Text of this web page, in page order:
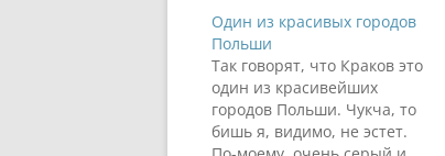
Один из красивых городов
Польши
Так говорят, что Краков это
один из красивейших
городов Польши. Чукча, то
бишь я, видимо, не эстет.